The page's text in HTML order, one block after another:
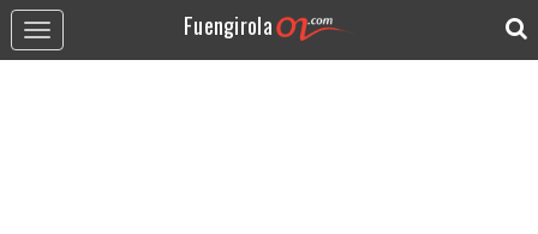
Toggle
navigation
Fuengirola